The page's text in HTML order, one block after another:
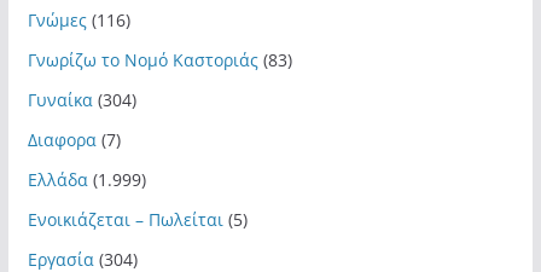
Γνώμες(116)
Γνωρίζω το Νομό Καστοριάς(83)
Γυναίκα (304)
Διαφορα (7)
Ελλάδα (1.999)
Ενοικιάζεται – Πωλείται (5)
Εργασία (304)